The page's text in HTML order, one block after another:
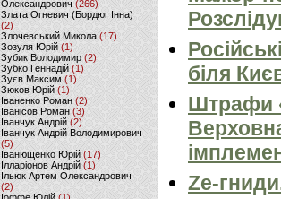
Олександрович (266)
Злата Огневич (Бордюг Інна)
(2)
Злочевський Микола(17)
Зозуля Юрій (1)
Зубик Володимир (2)
Зубко Геннадій (1)
Зуєв Максим(1)
Зюков Юрій (1)
Іваненко Роман (2)
Іванісов Роман (3)
Іванчук Андрій(2)
Іванчук Андрій Володимирович
(5)
Іванющенко Юрій (17)
Ілларіонов Андрій (1)
Ільюк Артем Олександрович
(2)
біля
Штрафи
Ze-